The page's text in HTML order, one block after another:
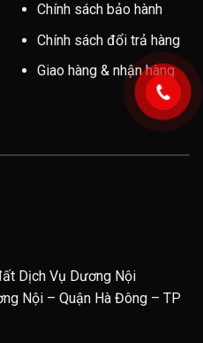
Chính sách bảo hành
Chính sách đổi trả hàng
Giao hàng & nhận hàng
Dịch Vụ Dương Nội
Nội – Quận Hà Đông – TP